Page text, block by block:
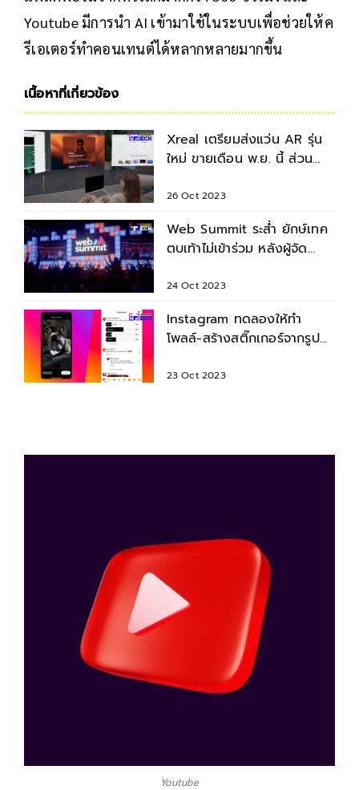
Youtube มีการนำ AI เข้ามาใช้ในระบบเพื่อช่วยให้ค
รีเอเตอร์ทำคอนเทนต์ได้หลากหลายมากขึ้น
เนื้อหาที่เกี่ยวข้อง
Xreal เตรียมส่งแว่น AR รุ่น
ใหม่ ขายเดือน พ.ย. นี้ ส่วน
26 Oct 2023
Web Summit ระส่ำ ยักษ์เทค
ตบเท้าไม่เข้าร่วม หลังผู้จัด
24 Oct 2023
Instagram ทดลองให้ทำ
โพลล์-สร้างสติ๊กเกอร์จากรูป
23 Oct 2023
Youtube